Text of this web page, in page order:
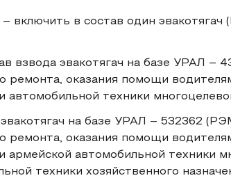
– включить в состав один
взвода эвакотягач на базе УРАЛ –
ремонта, оказания помощи
автомобильной техники
на базе УРАЛ – 532362
ремонта, оказания помощи
армейской автомобильной техники
техники хозяйственного